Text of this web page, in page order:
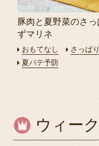
豚肉と夏野菜のさ
ずマリネ
おもてなし
さっぱり
夏バテ予防
ウィー